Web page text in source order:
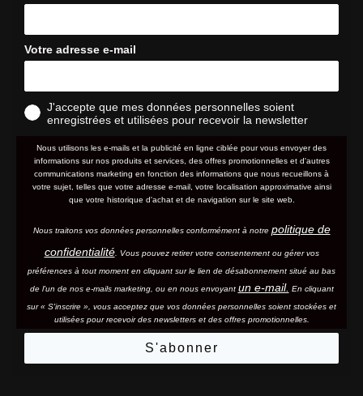
Votre adresse e-mail
J'accepte que mes données personnelles soient
enregistrées et utilisées pour recevoir la newsletter
Nous utilisons les e-mails et la publicité en ligne ciblée pour vous envoyer des
informations sur nos produits et services, des offres promotionnelles et d'autres
communications marketing en fonction des informations que nous recueillons à
votre sujet, telles que votre adresse e-mail, votre localisation approximative ainsi
que votre historique d'achat et de navigation sur le site web.
Nous traitons vos données personnelles conformément à notre politique de
confidentialité. Vous pouvez retirer votre consentement ou gérer vos
préférences à tout moment en cliquant sur le lien de désabonnement situé au bas
de l'un de nos e-mails marketing, ou en nous envoyant un e-mail. En cliquant
sur « S'inscrire », vous acceptez que vos données personnelles soient stockées et
utilisées pour recevoir des newsletters et des offres promotionnelles.
S'abonner